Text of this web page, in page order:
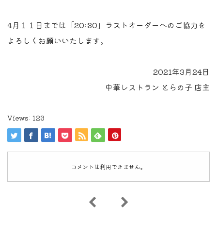
4月１１日までは「20:30」ラストオーダーへのご協力を
よろしくお願いいたします。
2021年3月24日
中華レストラン とらの子 店主
Views: 123
コメントは利用できません。